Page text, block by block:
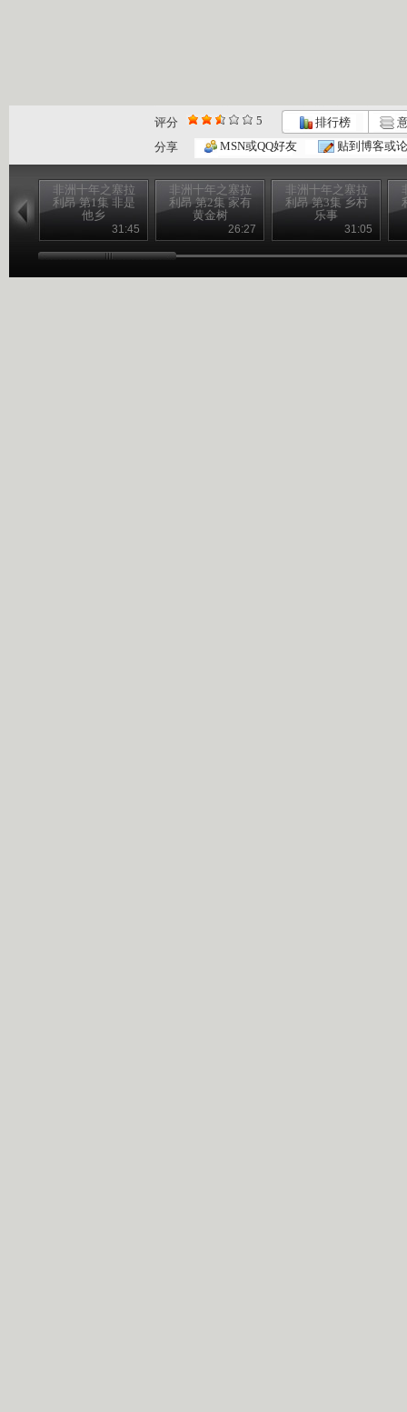
评分 5 排行榜
分享
MSN或QQ好友 贴到博客或
非洲十年之塞拉
利昂 第1集 非是
他乡
31:45
非洲十年之塞拉
利昂 第2集 家有
黄金树
26:27
非洲十年之塞拉
利昂 第3集 乡村
乐事
31:05